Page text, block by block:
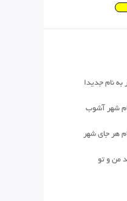
به نام جدیدا
شهر آشوب
هر جای شهر
من و تو